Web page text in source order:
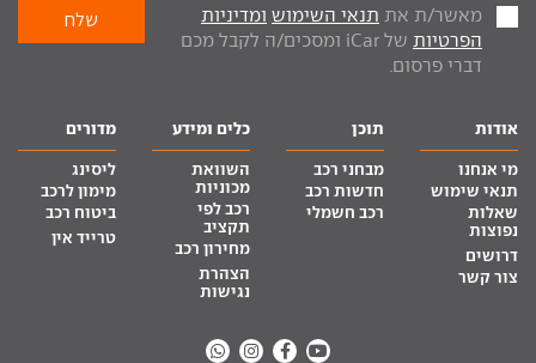
מאשר/ת את תנאי השימוש ומדיניות
הפרטיות
של iCar ומסכים/ה לקבל מכם
דברי פרסום.
אודות
מי אנחנו
תנאי שימוש
שאלות
נפוצות
דרושים
צור קשר
תוכן
מבחני רכב
חדשות רכב
רכב חשמלי
כלים ומידע
השוואת
מכוניות
רכב לפי
תקציב
מחירון רכב
הצהרת
נגישות
מדורים
ליסינג
מימון לרכב
ביטוח רכב
טרייד אין